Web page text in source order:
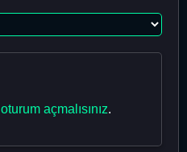
oturum açmalısınız.